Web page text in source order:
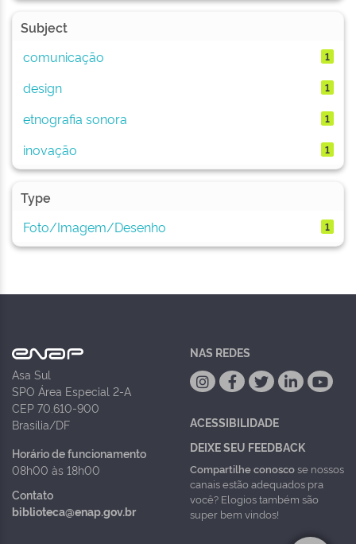
Subject
comunicação
1
design 1
etnografia sonora 1
inovação 1
Type
Foto/Imagem/Desenho
1
Asa Sul
SPO Área Especial 2-A
CEP 70.610-900
Brasília/DF
Horário de funcionamento
08h00 às 18h00
Contato
biblioteca@enap.gov.br
NAS REDES
ACESSIBILIDADE
DEIXE SEU FEEDBACK
Compartilhe conoscose nossos
canais estão adequados pra
você? Elogios também são
super bem vindos!